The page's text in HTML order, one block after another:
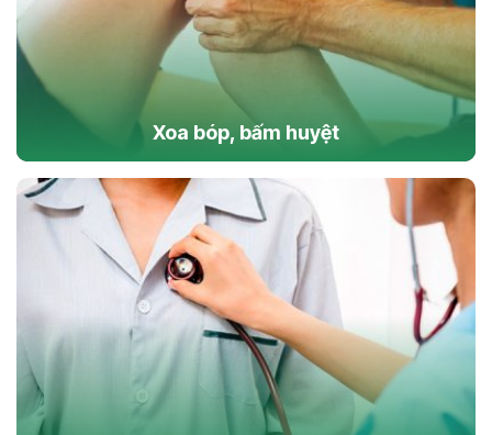
Xoa bóp, bấm huyệt